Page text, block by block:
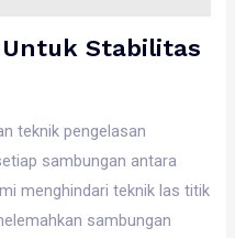
Stabilitas
teknik pengelasan
sambungan antara
menghindari teknik las titik
sambungan